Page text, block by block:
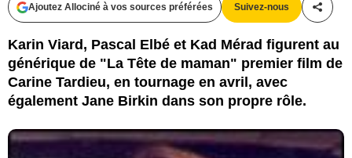
Ajoutez Allociné à vos sources préférées Suivez-nous
Karin Viard, Pascal Elbé et Kad Mérad figurent au
générique de "La Tête de maman" premier film de
Carine Tardieu, en tournage en avril, avec
également Jane Birkin dans son propre rôle.